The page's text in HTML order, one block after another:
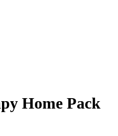
Home Pack